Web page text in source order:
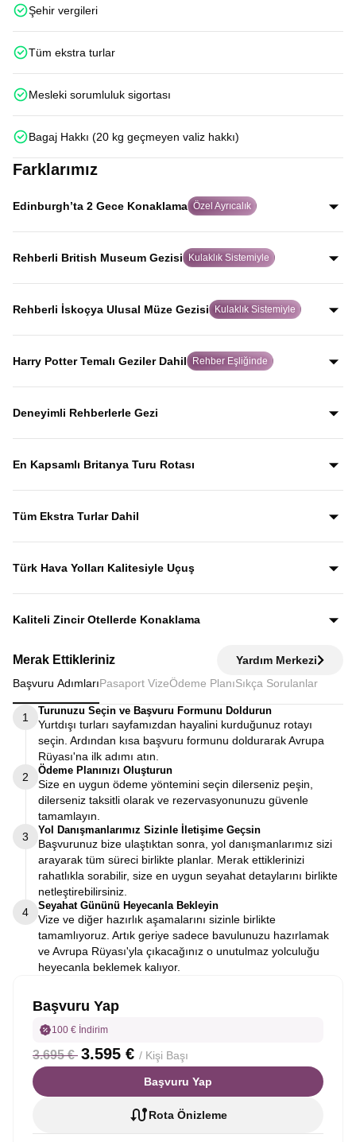
Şehir vergileri
Tüm ekstra turlar
Mesleki sorumluluk sigortası
Bagaj Hakkı (20 kg geçmeyen valiz hakkı)
Farklarımız
Edinburgh’ta 2 Gece Konaklama Özel Ayrıcalık
Birçok turda hızlıca geçilen Edinburgh’ta iki gece
konaklayarak şehri aceleye getirmeden, İskoç ruhunu
gerçekten hissederek keşfedersiniz.
Rehberli British Museum Gezisi Kulaklık Sistemiyle
Alanında uzman rehber eşliğinde ve kulaklık sistemiyle
yapılan bu özel gezide, birçok turda yer almayan British
Museum’u eserlerin hikayelerini dinleyerek gezersiniz.
Rehberli İskoçya Ulusal Müze Gezisi Kulaklık Sistemiyle
Uzman rehber anlatımı ve kulaklık sistemiyle, dünyaca
ünlü kopya koyun Dolly dahil olmak üzere İskoçya’nın
bilim ve tarih mirasını net şekilde keşfedersiniz.
Harry Potter Temalı Geziler Dahil Rehber Eşliğinde
Harry Potter’a ilham veren Elephant House Cafe,
Greyfriars Kirkyard ve Oxford Üniversitesi binalarını
Deneyimli Rehberlerle Gezi
Yıllardır bu tur rotasını birebir uygulayan ve deneyimleyen
rehberler eşliğinde gezerek; şehirleri sadece görmekle
En Kapsamlı Britanya Turu Rotası
İngiltere, İskoçya, Galler ve Kuzey İrlanda’yı tek turda
kapsayan bu özenle planlanmış rota, “orayı da görebilir
Tüm Ekstra Turlar Dahil
Yola çıktığınızda sürpriz ödemelerle karşılaşmazsınız.
Ekstra tur ücreti alınmaz; programda yer alan tüm geziler
Türk Hava Yolları Kalitesiyle Uçuş
Dünyanın en iyi havayollarından biri olan Türk Hava
Yolları’nın konforu ve hizmet kalitesiyle seyahat edersiniz.
Kaliteli Zincir Otellerde Konaklama
kalınırken, Avrupa Rüyası’nda merkeze yakın kaliteli zincir
otellerde konaklayarak zamanınızı verimli kullanırsınız.
Merak Ettikleriniz
Yardım Merkezi
Başvuru AdımlarıPasaport VizeÖdeme Planı Sıkça Sorulanlar
1
Turunuzu Seçin ve Başvuru Formunu Doldurun
Yurtdışı turları sayfamızdan hayalini kurduğunuz rotayı
seçin. Ardından kısa başvuru formunu doldurarak Avrupa
Rüyası'na ilk adımı atın.
2
Ödeme Planınızı Oluşturun
Size en uygun ödeme yöntemini seçin dilerseniz peşin,
dilerseniz taksitli olarak ve rezervasyonunuzu güvenle
tamamlayın.
3
Yol Danışmanlarımız Sizinle İletişime Geçsin
Başvurunuz bize ulaştıktan sonra, yol danışmanlarımız sizi
arayarak tüm süreci birlikte planlar. Merak ettiklerinizi
rahatlıkla sorabilir, size en uygun seyahat detaylarını birlikte
netleştirebilirsiniz.
4
Seyahat Gününü Heyecanla Bekleyin
Vize ve diğer hazırlık aşamalarını sizinle birlikte
tamamlıyoruz. Artık geriye sadece bavulunuzu hazırlamak
ve Avrupa Rüyası'yla çıkacağınız o unutulmaz yolculuğu
heyecanla beklemek kalıyor.
Başvuru Yap
100 € İndirim
3.695 € 3.595 € / Kişi Başı
Başvuru Yap
Rota Önizleme